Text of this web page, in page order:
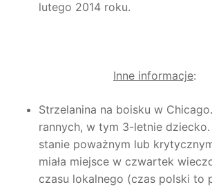
lutego 2014 roku.
Inne informacje:
Strzelanina na boisku w
rannych, w tym 3-letnie
stanie poważnym lub
miała miejsce w czwartek
czasu lokalnego (czas polski to